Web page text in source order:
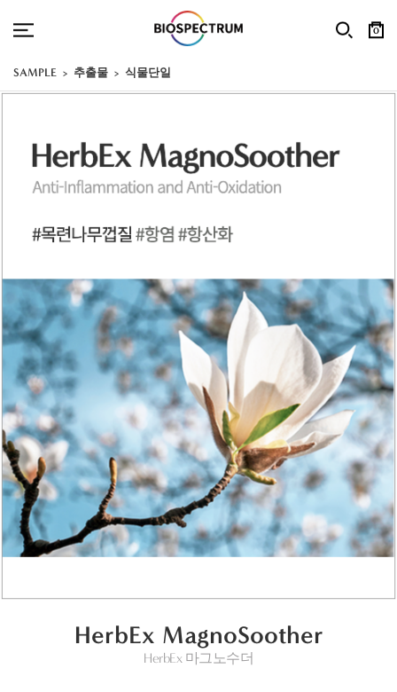
0
SAMPLE 추출물 식물단일
HerbEx MagnoSoother
HerbEx 마그노수더